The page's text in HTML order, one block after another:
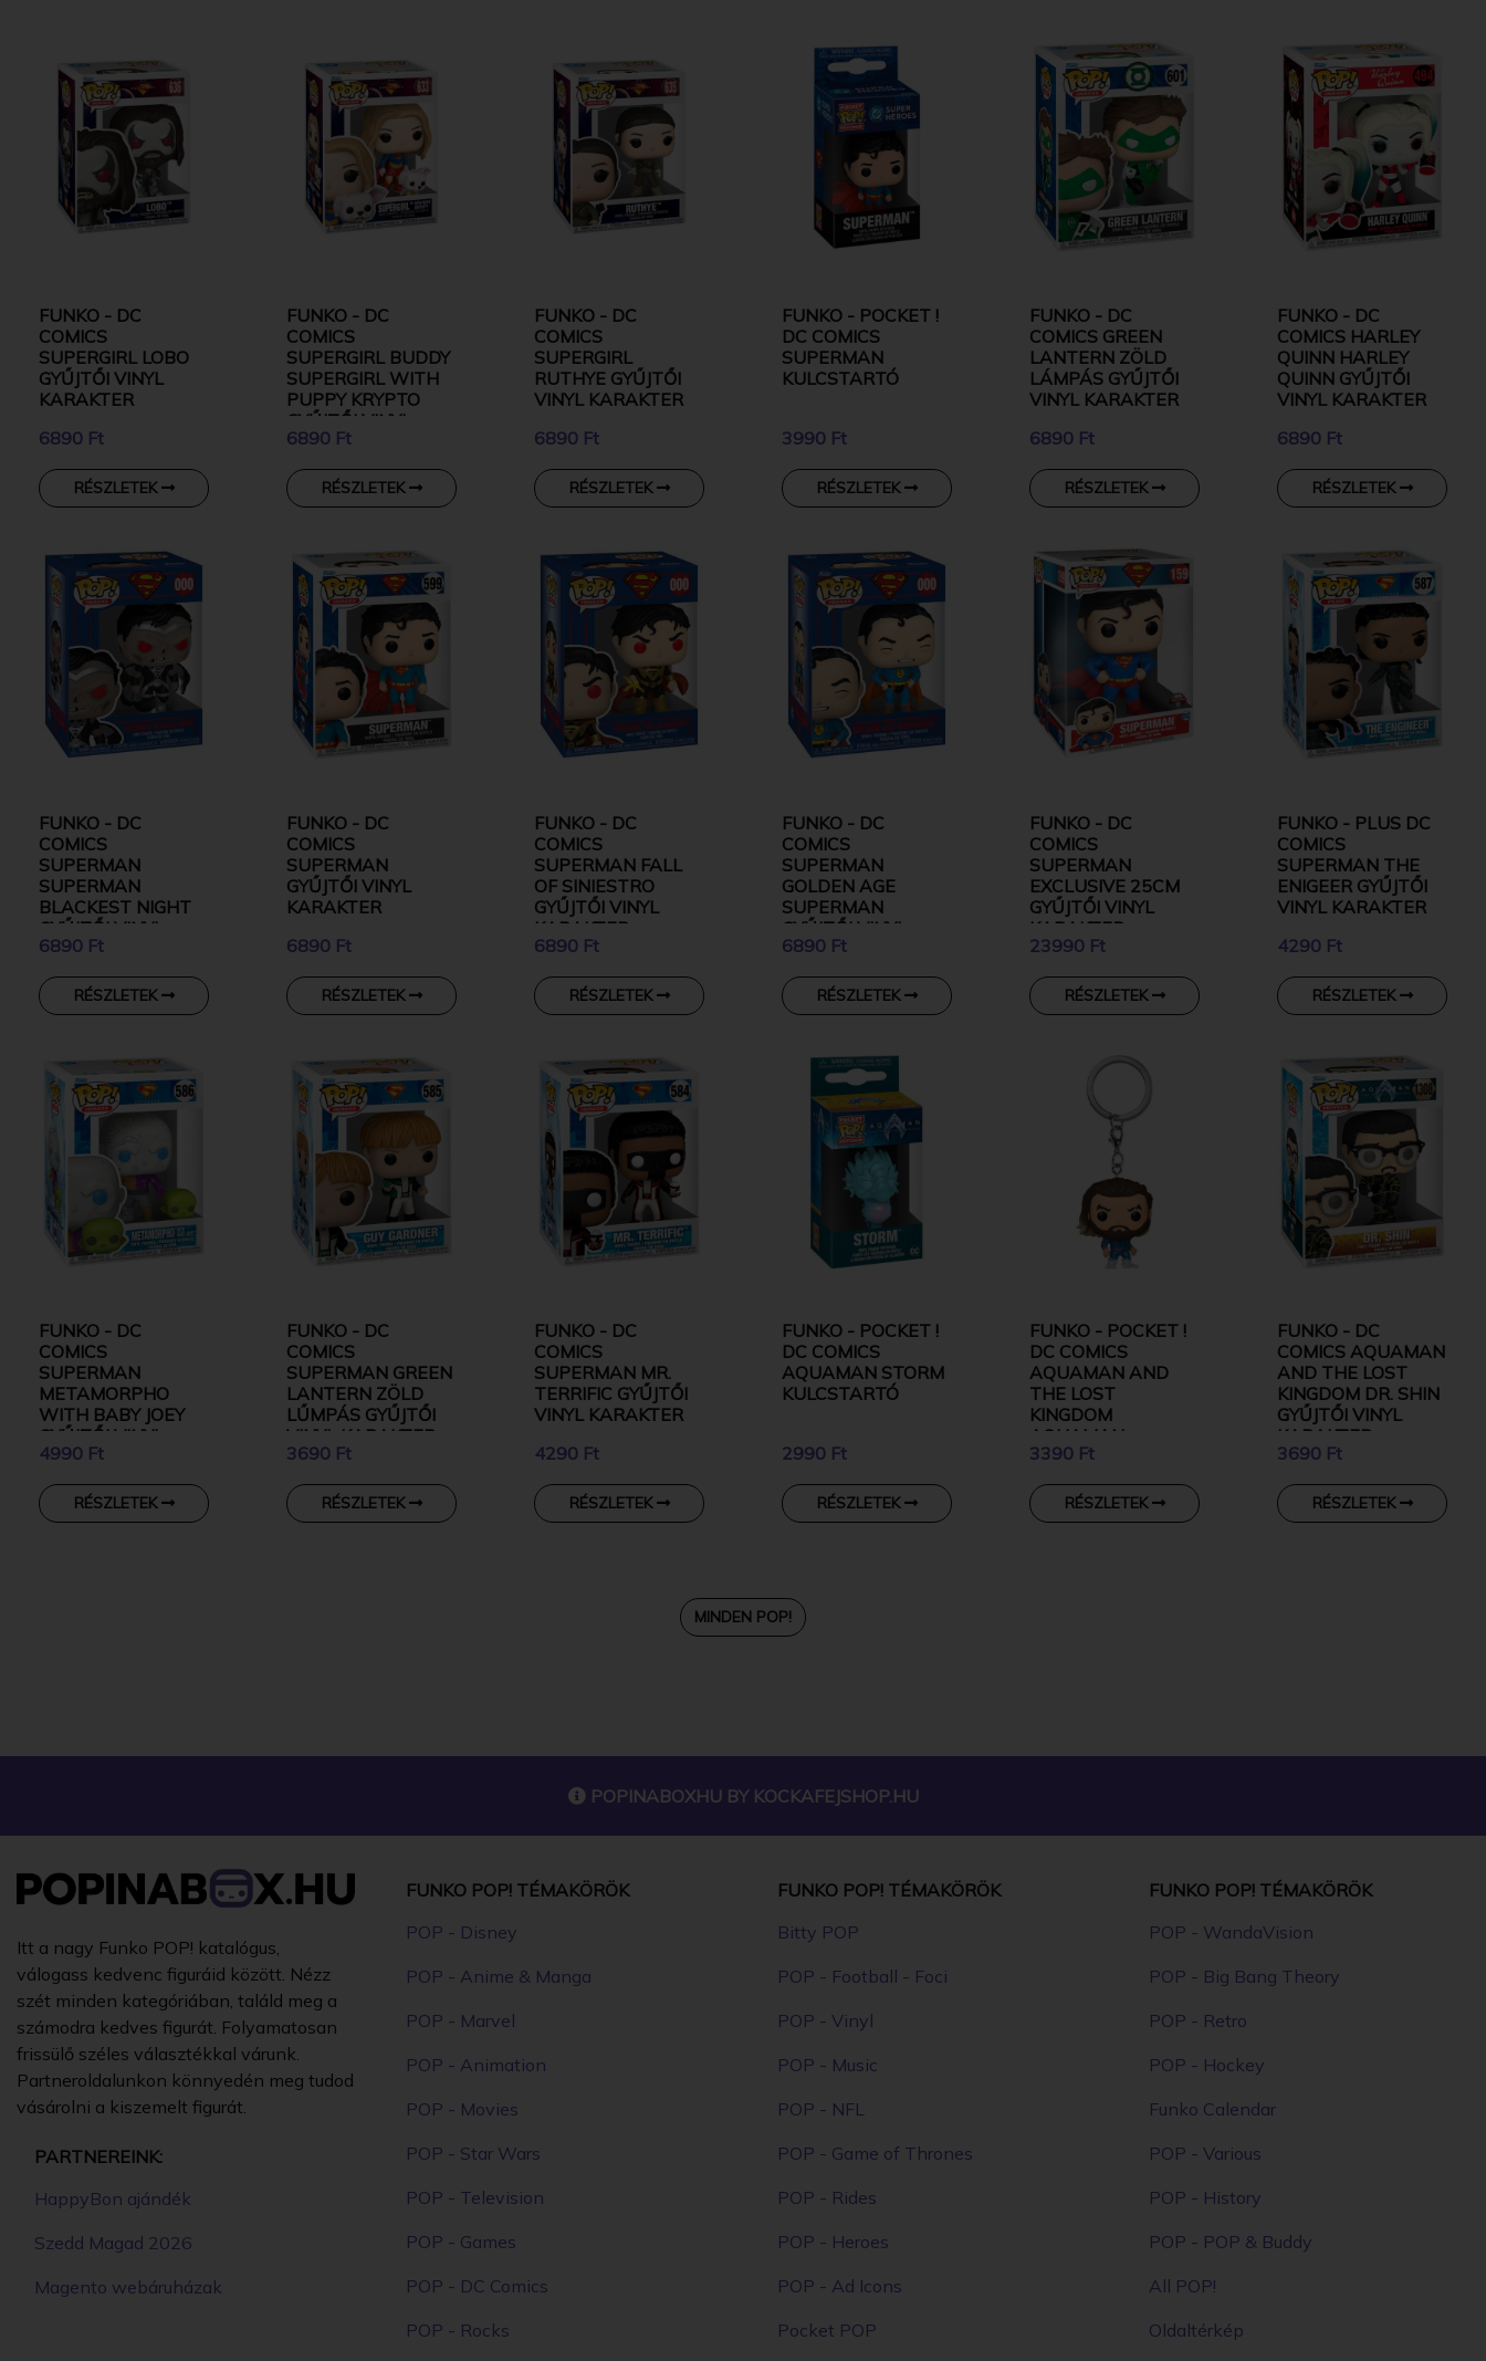
FUNKO - DC
COMICS
SUPERGIRL LOBO
GYŰJTŐI VINYL
KARAKTER
6890 Ft
RÉSZLETEK
FUNKO - DC
COMICS
SUPERGIRL BUDDY
SUPERGIRL WITH
PUPPY KRYPTO
GYŰJTŐI VINYL
KARAKTER
6890 Ft
RÉSZLETEK
FUNKO - DC
COMICS
SUPERGIRL
RUTHYE GYŰJTŐI
VINYL KARAKTER
6890 Ft
RÉSZLETEK
FUNKO - POCKET !
DC COMICS
SUPERMAN
KULCSTARTÓ
3990 Ft
RÉSZLETEK
FUNKO - DC
COMICS GREEN
LANTERN ZÖLD
LÁMPÁS GYŰJTŐI
VINYL KARAKTER
6890 Ft
RÉSZLETEK
FUNKO - DC
COMICS HARLEY
QUINN HARLEY
QUINN GYŰJTŐI
VINYL KARAKTER
6890 Ft
RÉSZLETEK
FUNKO - DC
COMICS
SUPERMAN
SUPERMAN
BLACKEST NIGHT
GYŰJTŐI VINYL
KARAKTER
6890 Ft
RÉSZLETEK
FUNKO - DC
COMICS
SUPERMAN
GYŰJTŐI VINYL
KARAKTER
6890 Ft
RÉSZLETEK
FUNKO - DC
COMICS
SUPERMAN FALL
OF SINIESTRO
GYŰJTŐI VINYL
KARAKTER
6890 Ft
RÉSZLETEK
FUNKO - DC
COMICS
SUPERMAN
GOLDEN AGE
SUPERMAN
GYŰJTŐI VINYL
KARAKTER
6890 Ft
RÉSZLETEK
FUNKO - DC
COMICS
SUPERMAN
EXCLUSIVE 25CM
GYŰJTŐI VINYL
KARAKTER
23990 Ft
RÉSZLETEK
FUNKO - PLUS DC
COMICS
SUPERMAN THE
ENIGEER GYŰJTŐI
VINYL KARAKTER
4290 Ft
RÉSZLETEK
FUNKO - DC
COMICS
SUPERMAN
METAMORPHO
WITH BABY JOEY
GYŰJTŐI VINYL
KARAKTER
4990 Ft
RÉSZLETEK
FUNKO - DC
COMICS
SUPERMAN GREEN
LANTERN ZÖLD
LŰMPÁS GYŰJTŐI
VINYL KARAKTER
3690 Ft
RÉSZLETEK
FUNKO - DC
COMICS
SUPERMAN MR.
TERRIFIC GYŰJTŐI
VINYL KARAKTER
4290 Ft
RÉSZLETEK
FUNKO - POCKET !
DC COMICS
AQUAMAN STORM
KULCSTARTÓ
2990 Ft
RÉSZLETEK
FUNKO - POCKET !
DC COMICS
AQUAMAN AND
THE LOST
KINGDOM
AQUAMAN
KULCSTARTÓ
3390 Ft
RÉSZLETEK
FUNKO - DC
COMICS AQUAMAN
AND THE LOST
KINGDOM DR. SHIN
GYŰJTŐI VINYL
KARAKTER
3690 Ft
RÉSZLETEK
MINDEN POP!
POPINABOXHU BY KOCKAFEJSHOP.HU
Itt a nagy Funko POP! katalógus,
válogass kedvenc figuráid között. Nézz
szét minden kategóriában, találd meg a
számodra kedves figurát. Folyamatosan
frissülő széles választékkal várunk.
Partneroldalunkon könnyedén meg tudod
vásárolni a kiszemelt figurát.
PARTNEREINK:
HappyBon ajándék
Szedd Magad 2026
Magento webáruházak
FUNKO POP! TÉMAKÖRÖK
POP - Disney
POP - Anime & Manga
POP - Marvel
POP - Animation
POP - Movies
POP - Star Wars
POP - Television
POP - Games
POP - DC Comics
POP - Rocks
FUNKO POP! TÉMAKÖRÖK
Bitty POP
POP - Football - Foci
POP - Vinyl
POP - Music
POP - NFL
POP - Game of Thrones
POP - Rides
POP - Heroes
POP - Ad Icons
Pocket POP
FUNKO POP! TÉMAKÖRÖK
POP - WandaVision
POP - Big Bang Theory
POP - Retro
POP - Hockey
Funko Calendar
POP - Various
POP - History
POP - POP & Buddy
All POP!
Oldaltérkép